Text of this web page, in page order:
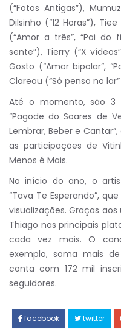
(“Fotos Antigas”),
Dilsinho (“12 Horas”),
(“Amor a três”, “Pai do
sente”), Tierry (“X
Gosto (“Amor bipolar”,
Clareou (“Só penso no
Até o momento, são 3
“Pagode do Soares de
Lembrar, Beber e
as participações de
Menos é Mais.
No início do ano, o
“Tava Te Esperando”,
visualizações. Graças
Thiago nas principais
cada vez mais. O
exemplo, soma mais
conta com 172 mil
seguidores.
facebook twitter